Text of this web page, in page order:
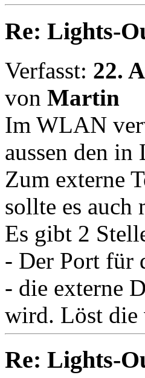
Re: Lights-
Verfasst: 22.
von Martin
Im WLAN
aussen den
Zum externe
sollte es
Es gibt 2
- Der Port für
- die externe
wird. Löst die
Re: Lights-